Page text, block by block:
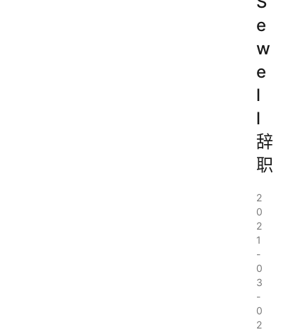
e
w
e
l
l
辞
职
2
0
2
1
-
0
3
-
0
2